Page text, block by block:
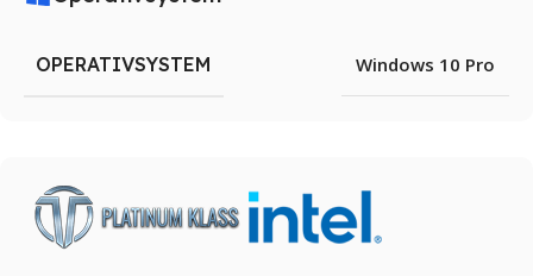
OPERATIVSYSTEM Windows 10 Pro